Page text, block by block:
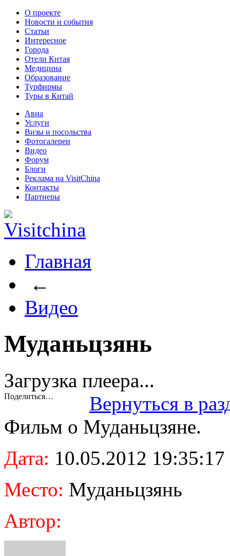
О проекте
Новости и события
Статьи
Интересное
Города
Отели Китая
Медицина
Образование
Турфирмы
Туры в Китай
Авиа
Услуги
Визы и посольства
Фотогалереи
Видео
Форум
Блоги
Реклама на VisitChina
Контакты
Партнеры
Главная
←
Видео
Муданьцзянь
Загрузка плеера...
Поделиться…
Вернуться в
Фильм о Муданьцзяне.
Дата: 10.05.2012 19:35:17
Место: Муданьцзянь
Автор: